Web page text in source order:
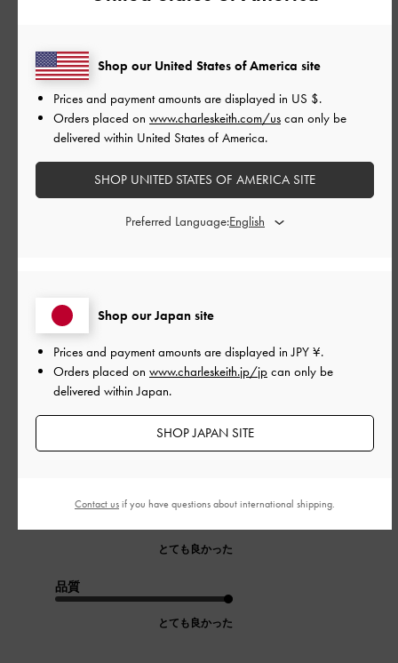
とても良かった
もっと見る
このレビューは役に立ちましたか？
0
全てちょうどいい！
旅行の時にちょうどいい鞄が欲しくて購入しましたが大正解！
日傘、ペットボトル、ハンディファン、旅行雑誌(ミニサイズ)、
手持ちでも肩からかけることができるので便利でした！
デザイン
とても良かった
品質
とても良かった
Shop our Japan site
Prices and payment amounts are displayed inJPY ¥.
Orders placed on www.charleskeith.jp/jp can only be
delivered within Japan.
SHOP JAPAN SITE
Shop our United States of America site
Prices and payment amounts are displayed in US $.
Orders placed on www.charleskeith.com/us can only be
delivered within United States of America.
SHOP UNITED STATES OF AMERICA SITE
Preferred Language:
Contact usif you have questions about international shipping.